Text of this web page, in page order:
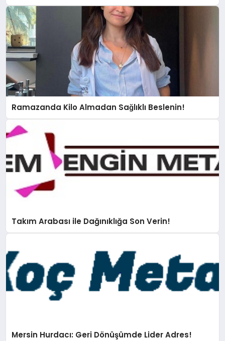
Ramazanda Kilo Almadan Sağlıklı Beslenin!
Takım Arabası ile Dağınıklığa Son Verin!
Mersin Hurdacı: Geri Dönüşümde Lider Adres!